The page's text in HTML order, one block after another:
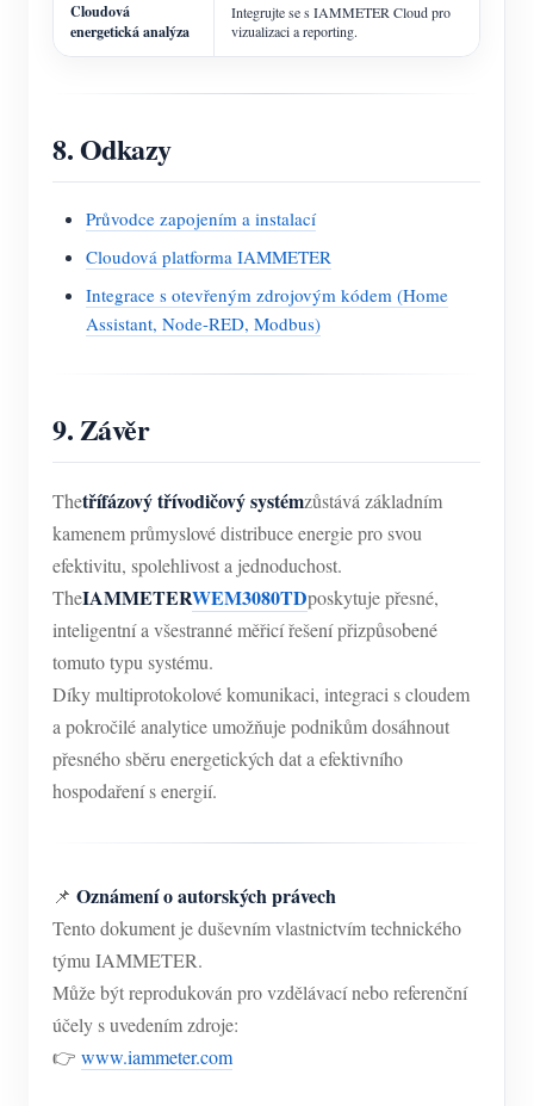
Cloudová
energetická analýza
Integrujte se s IAMMETER Cloud pro
vizualizaci a reporting.
8. Odkazy
Průvodce zapojením a instalací
Cloudová platforma IAMMETER
Integrace s otevřeným zdrojovým kódem (Home
Assistant, Node-RED, Modbus)
9. Závěr
Thetřífázový třívodičový systémzůstává základním
kamenem průmyslové distribuce energie pro svou
efektivitu, spolehlivost a jednoduchost.
TheIAMMETERWEM3080TDposkytuje přesné,
inteligentní a všestranné měřicí řešení přizpůsobené
tomuto typu systému.
Díky multiprotokolové komunikaci, integraci s cloudem
a pokročilé analytice umožňuje podnikům dosáhnout
přesného sběru energetických dat a efektivního
hospodaření s energií.
📌 Oznámení o autorských právech
Tento dokument je duševním vlastnictvím technického
týmu IAMMETER.
Může být reprodukován pro vzdělávací nebo referenční
účely s uvedením zdroje:
👉 www.iammeter.com